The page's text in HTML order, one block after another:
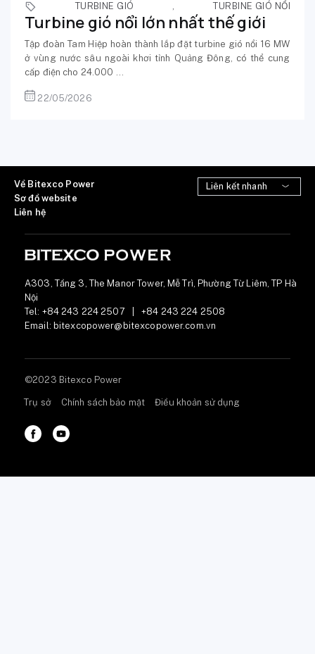
TURBINE GIÓ , TURBINE GIÓ NỔI
Turbine gió nổi lớn nhất thế giới
Tập đoàn Tam Hiệp hoàn thành lắp đặt turbine gió nổi 16 MW
ở vùng nước sâu ngoài khơi tỉnh Quảng Đông, có thể cung
cấp điện cho 24.000 ...
22/05/2026
Về Bitexco Power
Sơ đồ website
Liên hệ
A303, Tầng 3, The Manor Tower, Mễ Trì, Phường Từ Liêm, TP Hà
Nội
Tel: +84 243 224 2507
+84 243 224 2508
Email: bitexcopower@bitexcopower.com.vn
©2023 Bitexco Power
Trụ sở Chính sách bảo mật Điều khoản sử dụng